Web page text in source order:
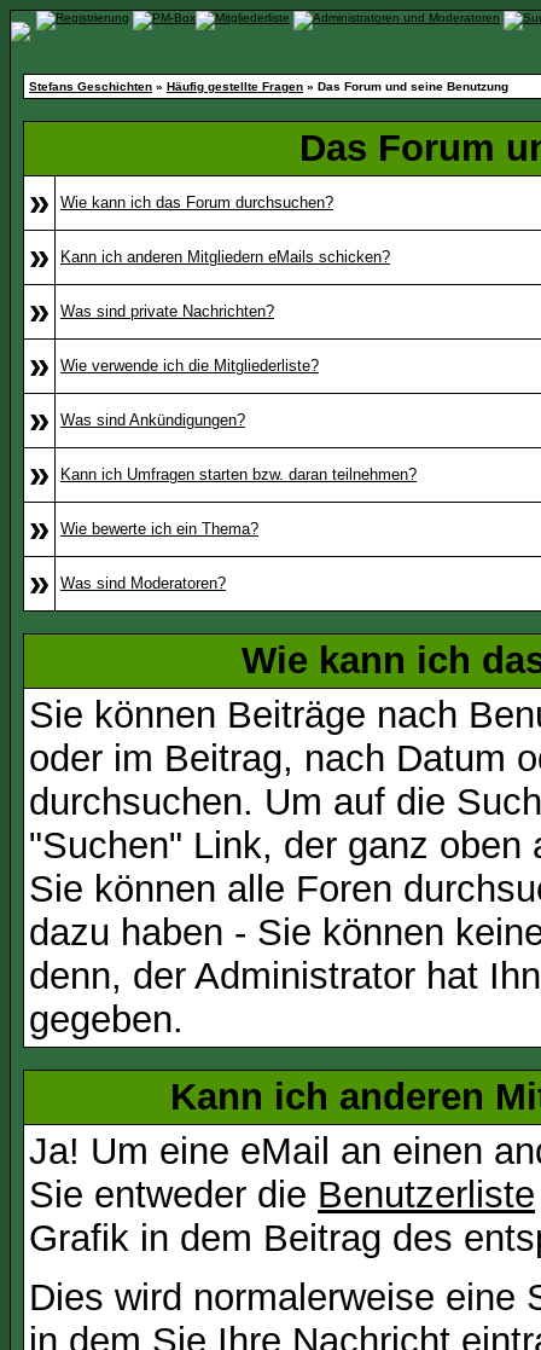
Stefans Geschichten » Häufig gestellte Fragen » Das Forum und seine Benutzung
Das Forum
»
Wie kann ich das Forum durchsuchen?
» Kann ich anderen Mitgliedern eMails schicken?
» Was sind private Nachrichten?
» Wie verwende ich die Mitgliederliste?
» Was sind Ankündigungen?
» Kann ich Umfragen starten bzw. daran teilnehmen?
» Wie bewerte ich ein Thema?
» Was sind Moderatoren?
Wie kann ich
Sie können Beiträge nach
oder im Beitrag, nach Datum
durchsuchen. Um auf die
"Suchen" Link, der ganz
Sie können alle Foren
dazu haben - Sie können
denn, der Administrator hat
gegeben.
Kann ich anderen
Ja! Um eine eMail an einen
Sie entweder die Benutzerliste
Grafik in dem Beitrag des
Dies wird normalerweise eine
in dem Sie Ihre Nachricht